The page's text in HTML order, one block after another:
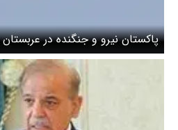
پاکستان نیرو و جنگنده در